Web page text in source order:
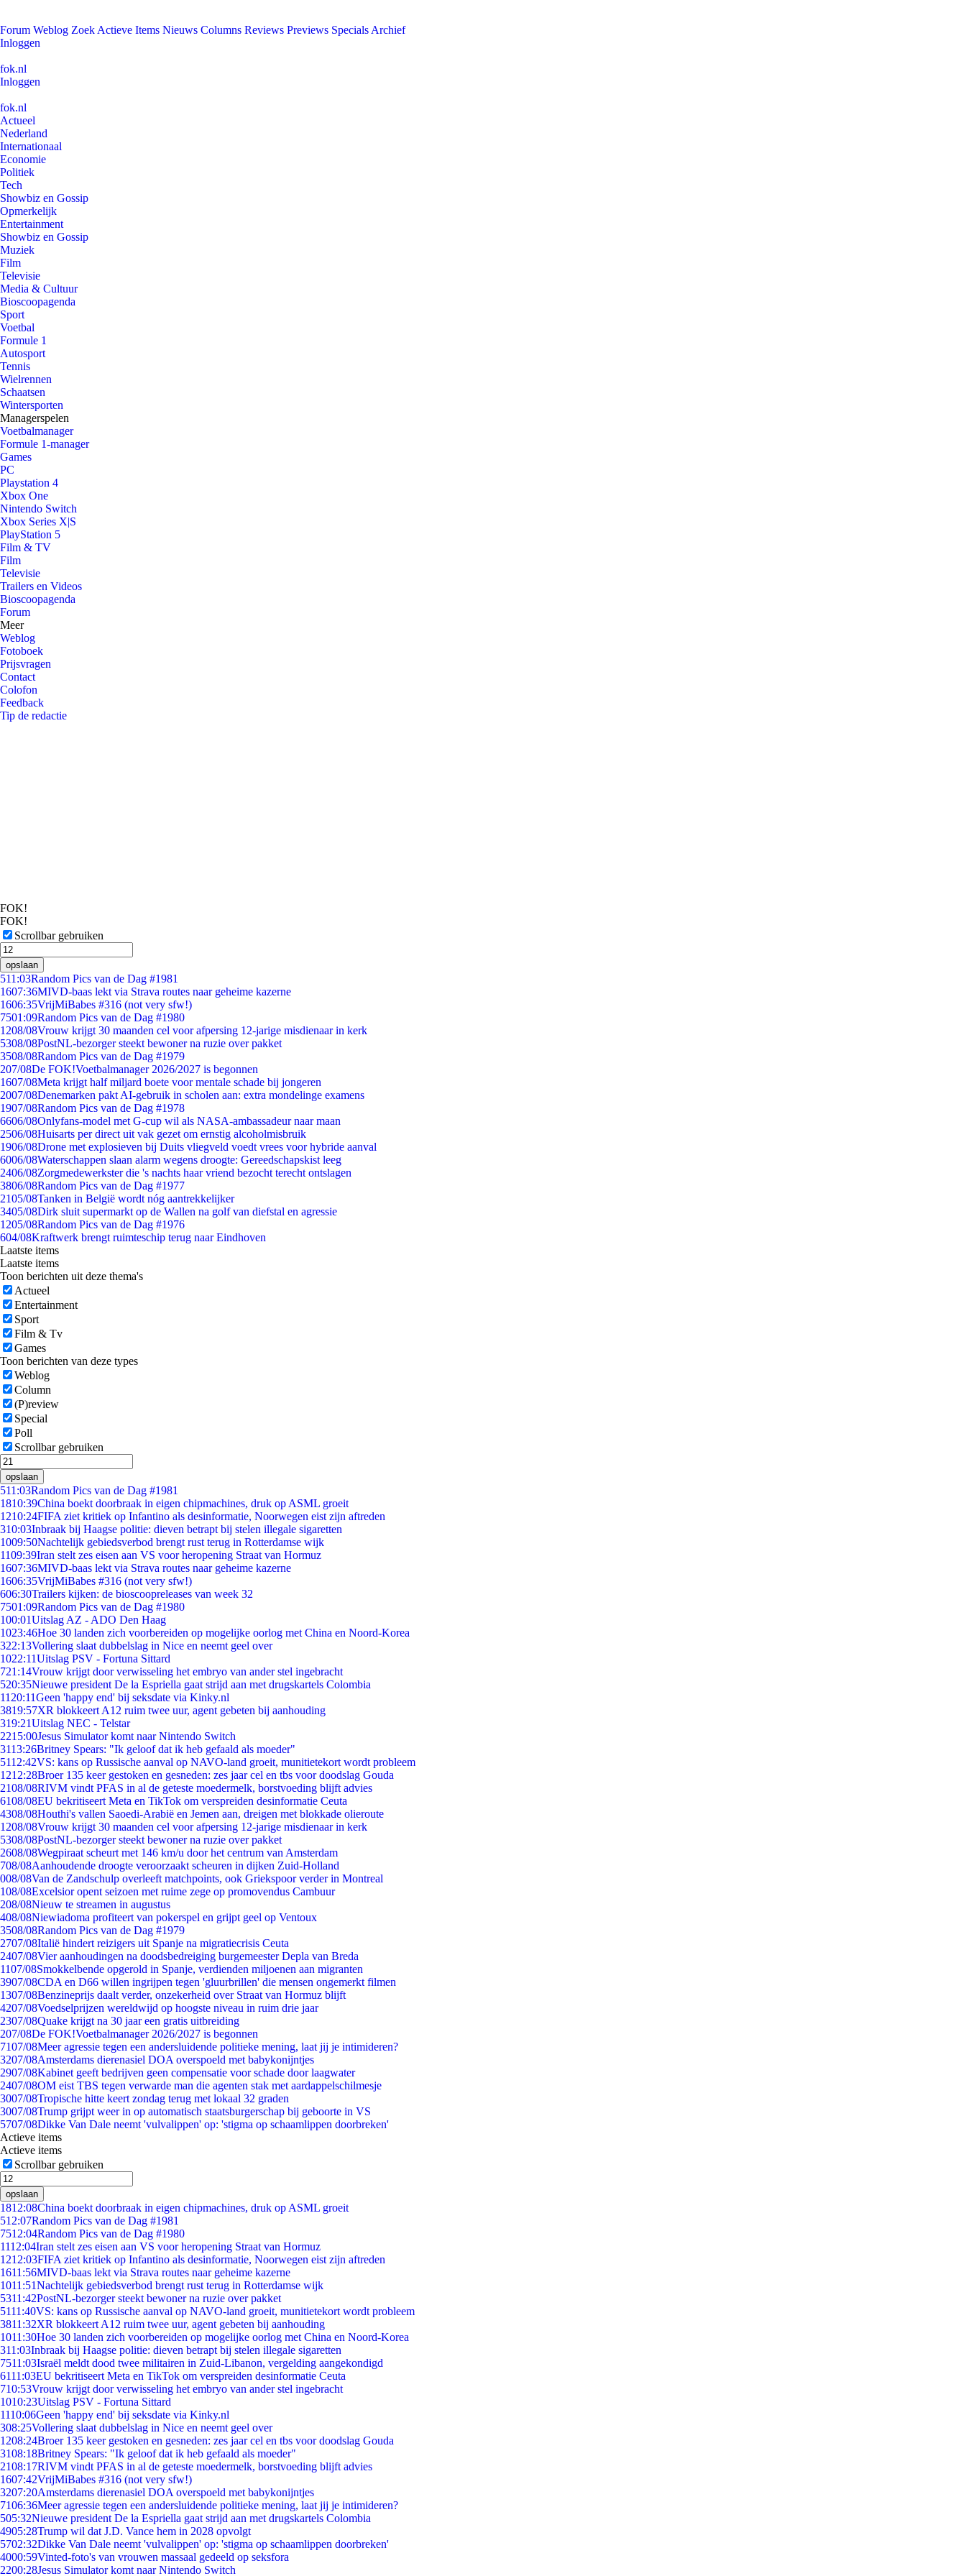
Forum Weblog Zoek Actieve Items Nieuws Columns Reviews Previews Specials Archief
Inloggen
fok.nl
Inloggen
fok.nl
Actueel
Nederland
Internationaal
Economie
Politiek
Tech
Showbiz en Gossip
Opmerkelijk
Entertainment
Showbiz en Gossip
Muziek
Film
Televisie
Media & Cultuur
Bioscoopagenda
Sport
Voetbal
Formule 1
Autosport
Tennis
Wielrennen
Schaatsen
Wintersporten
Managerspelen
Voetbalmanager
Formule 1-manager
Games
PC
Playstation 4
Xbox One
Nintendo Switch
Xbox Series X|S
PlayStation 5
Film & TV
Film
Televisie
Trailers en Videos
Bioscoopagenda
Forum
Meer
Weblog
Fotoboek
Prijsvragen
Contact
Colofon
Feedback
Tip de redactie
FOK!
FOK!
Scrollbar gebruiken
opslaan
511:03Random Pics van de Dag #1981
1607:36MIVD-baas lekt via Strava routes naar geheime kazerne
1606:35VrijMiBabes #316 (not very sfw!)
7501:09Random Pics van de Dag #1980
1208/08Vrouw krijgt 30 maanden cel voor afpersing 12-jarige misdienaar in kerk
5308/08PostNL-bezorger steekt bewoner na ruzie over pakket
3508/08Random Pics van de Dag #1979
207/08De FOK!Voetbalmanager 2026/2027 is begonnen
1607/08Meta krijgt half miljard boete voor mentale schade bij jongeren
2007/08Denemarken pakt AI-gebruik in scholen aan: extra mondelinge examens
1907/08Random Pics van de Dag #1978
6606/08Onlyfans-model met G-cup wil als NASA-ambassadeur naar maan
2506/08Huisarts per direct uit vak gezet om ernstig alcoholmisbruik
1906/08Drone met explosieven bij Duits vliegveld voedt vrees voor hybride aanval
6006/08Waterschappen slaan alarm wegens droogte: Gereedschapskist leeg
2406/08Zorgmedewerkster die 's nachts haar vriend bezocht terecht ontslagen
3806/08Random Pics van de Dag #1977
2105/08Tanken in België wordt nóg aantrekkelijker
3405/08Dirk sluit supermarkt op de Wallen na golf van diefstal en agressie
1205/08Random Pics van de Dag #1976
604/08Kraftwerk brengt ruimteschip terug naar Eindhoven
Laatste items
Laatste items
Toon berichten uit deze thema's
Actueel
Entertainment
Sport
Film & Tv
Games
Toon berichten van deze types
Weblog
Column
(P)review
Special
Poll
Scrollbar gebruiken
opslaan
511:03Random Pics van de Dag #1981
1810:39China boekt doorbraak in eigen chipmachines, druk op ASML groeit
1210:24FIFA ziet kritiek op Infantino als desinformatie, Noorwegen eist zijn aftreden
310:03Inbraak bij Haagse politie: dieven betrapt bij stelen illegale sigaretten
1009:50Nachtelijk gebiedsverbod brengt rust terug in Rotterdamse wijk
1109:39Iran stelt zes eisen aan VS voor heropening Straat van Hormuz
1607:36MIVD-baas lekt via Strava routes naar geheime kazerne
1606:35VrijMiBabes #316 (not very sfw!)
606:30Trailers kijken: de bioscoopreleases van week 32
7501:09Random Pics van de Dag #1980
100:01Uitslag AZ - ADO Den Haag
1023:46Hoe 30 landen zich voorbereiden op mogelijke oorlog met China en Noord-Korea
322:13Vollering slaat dubbelslag in Nice en neemt geel over
1022:11Uitslag PSV - Fortuna Sittard
721:14Vrouw krijgt door verwisseling het embryo van ander stel ingebracht
520:35Nieuwe president De la Espriella gaat strijd aan met drugskartels Colombia
11 20:11Geen 'happy end' bij seksdate via Kinky.nl
3819:57XR blokkeert A12 ruim twee uur, agent gebeten bij aanhouding
319:21Uitslag NEC - Telstar
2215:00Jesus Simulator komt naar Nintendo Switch
3113:26Britney Spears: "Ik geloof dat ik heb gefaald als moeder"
5112:42VS: kans op Russische aanval op NAVO-land groeit, munitietekort wordt probleem
1212:28Broer 135 keer gestoken en gesneden: zes jaar cel en tbs voor doodslag Gouda
2108/08RIVM vindt PFAS in al de geteste moedermelk, borstvoeding blijft advies
6108/08EU bekritiseert Meta en TikTok om verspreiden desinformatie Ceuta
4308/08Houthi's vallen Saoedi-Arabië en Jemen aan, dreigen met blokkade olieroute
1208/08Vrouw krijgt 30 maanden cel voor afpersing 12-jarige misdienaar in kerk
5308/08PostNL-bezorger steekt bewoner na ruzie over pakket
2608/08Wegpiraat scheurt met 146 km/u door het centrum van Amsterdam
708/08Aanhoudende droogte veroorzaakt scheuren in dijken Zuid-Holland
008/08Van de Zandschulp overleeft matchpoints, ook Griekspoor verder in Montreal
108/08Excelsior opent seizoen met ruime zege op promovendus Cambuur
208/08Nieuw te streamen in augustus
408/08Niewiadoma profiteert van pokerspel en grijpt geel op Ventoux
3508/08Random Pics van de Dag #1979
2707/08Italië hindert reizigers uit Spanje na migratiecrisis Ceuta
2407/08Vier aanhoudingen na doodsbedreiging burgemeester Depla van Breda
1107/08Smokkelbende opgerold in Spanje, verdienden miljoenen aan migranten
3907/08CDA en D66 willen ingrijpen tegen 'gluurbrillen' die mensen ongemerkt filmen
1307/08Benzineprijs daalt verder, onzekerheid over Straat van Hormuz blijft
4207/08Voedselprijzen wereldwijd op hoogste niveau in ruim drie jaar
2307/08Quake krijgt na 30 jaar een gratis uitbreiding
207/08De FOK!Voetbalmanager 2026/2027 is begonnen
7107/08Meer agressie tegen een andersluidende politieke mening, laat jij je intimideren?
3207/08Amsterdams dierenasiel DOA overspoeld met babykonijntjes
2907/08Kabinet geeft bedrijven geen compensatie voor schade door laagwater
2407/08OM eist TBS tegen verwarde man die agenten stak met aardappelschilmesje
3007/08Tropische hitte keert zondag terug met lokaal 32 graden
3007/08Trump grijpt weer in op automatisch staatsburgerschap bij geboorte in VS
5707/08Dikke Van Dale neemt 'vulvalippen' op: 'stigma op schaamlippen doorbreken'
Actieve items
Actieve items
Scrollbar gebruiken
opslaan
1812:08China boekt doorbraak in eigen chipmachines, druk op ASML groeit
512:07Random Pics van de Dag #1981
7512:04Random Pics van de Dag #1980
1112:04Iran stelt zes eisen aan VS voor heropening Straat van Hormuz
1212:03FIFA ziet kritiek op Infantino als desinformatie, Noorwegen eist zijn aftreden
1611:56MIVD-baas lekt via Strava routes naar geheime kazerne
1011:51Nachtelijk gebiedsverbod brengt rust terug in Rotterdamse wijk
5311:42PostNL-bezorger steekt bewoner na ruzie over pakket
5111:40VS: kans op Russische aanval op NAVO-land groeit, munitietekort wordt probleem
3811:32XR blokkeert A12 ruim twee uur, agent gebeten bij aanhouding
1011:30Hoe 30 landen zich voorbereiden op mogelijke oorlog met China en Noord-Korea
311:03Inbraak bij Haagse politie: dieven betrapt bij stelen illegale sigaretten
7511:03Israël meldt dood twee militairen in Zuid-Libanon, vergelding aangekondigd
6111:03EU bekritiseert Meta en TikTok om verspreiden desinformatie Ceuta
710:53Vrouw krijgt door verwisseling het embryo van ander stel ingebracht
1010:23Uitslag PSV - Fortuna Sittard
1110:06Geen 'happy end' bij seksdate via Kinky.nl
308:25Vollering slaat dubbelslag in Nice en neemt geel over
1208:24Broer 135 keer gestoken en gesneden: zes jaar cel en tbs voor doodslag Gouda
3108:18Britney Spears: "Ik geloof dat ik heb gefaald als moeder"
2108:17RIVM vindt PFAS in al de geteste moedermelk, borstvoeding blijft advies
1607:42VrijMiBabes #316 (not very sfw!)
3207:20Amsterdams dierenasiel DOA overspoeld met babykonijntjes
7106:36Meer agressie tegen een andersluidende politieke mening, laat jij je intimideren?
505:32Nieuwe president De la Espriella gaat strijd aan met drugskartels Colombia
4905:28Trump wil dat J.D. Vance hem in 2028 opvolgt
5702:32Dikke Van Dale neemt 'vulvalippen' op: 'stigma op schaamlippen doorbreken'
4000:59Vinted-foto's van vrouwen massaal gedeeld op seksfora
2200:28Jesus Simulator komt naar Nintendo Switch